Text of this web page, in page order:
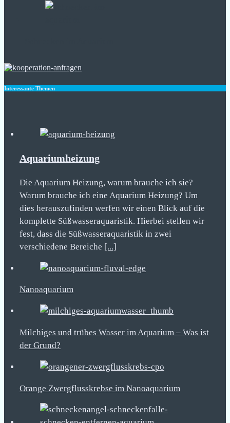
Interessante Themen
Aquariumheizung
Die Aquarium Heizung, warum brauche ich sie?
Warum brauche ich eine Aquarium Heizung? Um
dies herauszufinden werfen wir einen Blick auf die
komplette Süßwasseraquaristik. Hierbei stellen wir
fest, dass die Süßwasseraquaristik in zwei
verschiedene Bereiche [...]
Nanoaquarium
Milchiges und trübes Wasser im Aquarium – Was ist
der Grund?
Orange Zwergflusskrebse im Nanoaquarium